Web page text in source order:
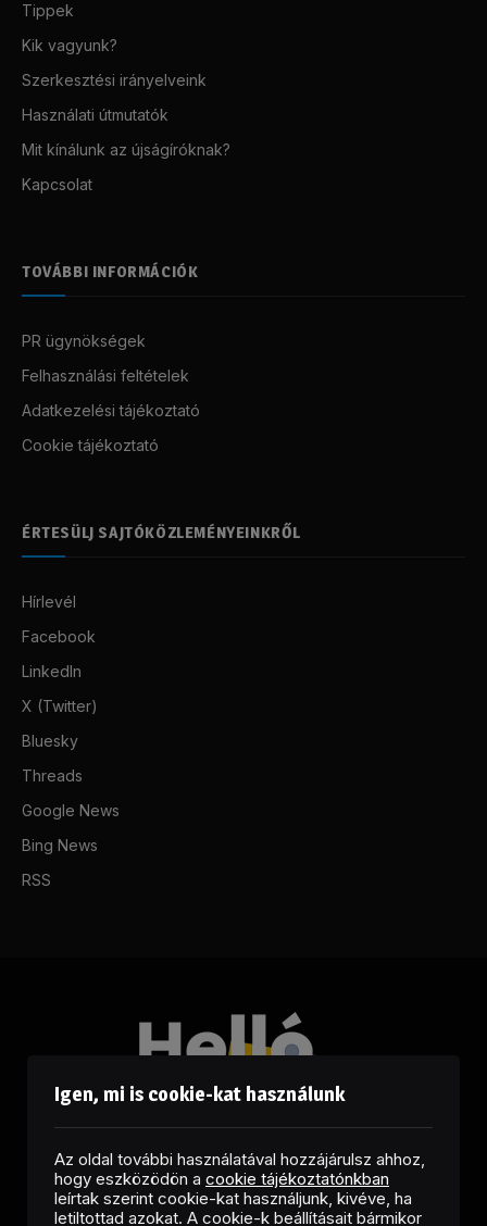
Tippek
Kik vagyunk?
Szerkesztési irányelveink
Használati útmutatók
Mit kínálunk az újságíróknak?
Kapcsolat
TOVÁBBI INFORMÁCIÓK
PR ügynökségek
Felhasználási feltételek
Adatkezelési tájékoztató
Cookie tájékoztató
ÉRTESÜLJ SAJTÓKÖZLEMÉNYEINKRŐL
Hírlevél
Facebook
LinkedIn
X (Twitter)
Bluesky
Threads
Google News
Bing News
RSS
Igen, mi is cookie-kat használunk
Az oldal további használatával hozzájárulsz ahhoz,
hogy eszközödön a cookie tájékoztatónkban
leírtak szerint cookie-kat használjunk, kivéve, ha
letiltottad azokat. A cookie-k beállításait bármikor